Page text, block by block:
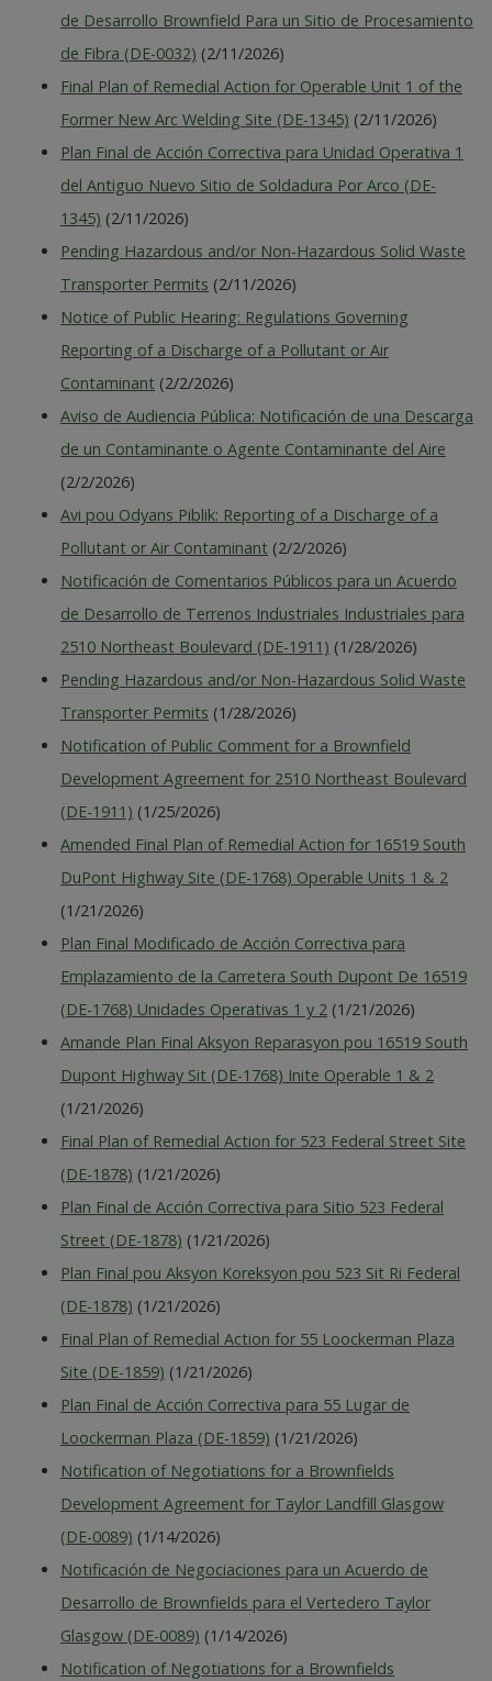
de Desarrollo Brownfield Para un Sitio de Procesamiento
de Fibra (DE-0032) (2/11/2026)
Final Plan of Remedial Action for Operable Unit 1 of the
Former New Arc Welding Site (DE-1345) (2/11/2026)
Plan Final de Acción Correctiva para Unidad Operativa 1
del Antiguo Nuevo Sitio de Soldadura Por Arco (DE-
1345) (2/11/2026)
Pending Hazardous and/or Non-Hazardous Solid Waste
Transporter Permits (2/11/2026)
Notice of Public Hearing: Regulations Governing
Reporting of a Discharge of a Pollutant or Air
Contaminant (2/2/2026)
Aviso de Audiencia Pública: Notificación de una Descarga
de un Contaminante o Agente Contaminante del Aire
(2/2/2026)
Avi pou Odyans Piblik: Reporting of a Discharge of a
Pollutant or Air Contaminant (2/2/2026)
Notificación de Comentarios Públicos para un Acuerdo
de Desarrollo de Terrenos Industriales Industriales para
2510 Northeast Boulevard (DE-1911) (1/28/2026)
Pending Hazardous and/or Non-Hazardous Solid Waste
Transporter Permits (1/28/2026)
Notification of Public Comment for a Brownfield
Development Agreement for 2510 Northeast Boulevard
(DE-1911) (1/25/2026)
Amended Final Plan of Remedial Action for 16519 South
DuPont Highway Site (DE-1768) Operable Units 1 & 2
(1/21/2026)
Plan Final Modificado de Acción Correctiva para
Emplazamiento de la Carretera South Dupont De 16519
(DE-1768) Unidades Operativas 1 y 2 (1/21/2026)
Amande Plan Final Aksyon Reparasyon pou 16519 South
Dupont Highway Sit (DE-1768) Inite Operable 1 & 2
(1/21/2026)
Final Plan of Remedial Action for 523 Federal Street Site
(DE-1878) (1/21/2026)
Plan Final de Acción Correctiva para Sitio 523 Federal
Street (DE-1878) (1/21/2026)
Plan Final pou Aksyon Koreksyon pou 523 Sit Ri Federal
(DE-1878) (1/21/2026)
Final Plan of Remedial Action for 55 Loockerman Plaza
Site (DE-1859) (1/21/2026)
Plan Final de Acción Correctiva para 55 Lugar de
Loockerman Plaza (DE-1859) (1/21/2026)
Notification of Negotiations for a Brownfields
Development Agreement for Taylor Landfill Glasgow
(DE-0089) (1/14/2026)
Notificación de Negociaciones para un Acuerdo de
Desarrollo de Brownfields para el Vertedero Taylor
Glasgow (DE-0089) (1/14/2026)
Notification of Negotiations for a Brownfields